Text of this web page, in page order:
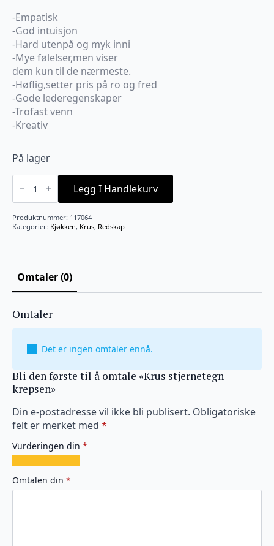
-Empatisk
-God intuisjon
-Hard utenpå og myk inni
-Mye følelser,men viser
dem kun til de nærmeste.
-Høflig,setter pris på ro og fred
-Gode lederegenskaper
-Trofast venn
-Kreativ
På lager
Krus
stjernetegn
krepsen
antall
Legg I Handlekurv
Produktnummer: 117064
Kategorier: Kjøkken, Krus, Redskap
Omtaler (0)
Omtaler
Det er ingen omtaler ennå.
Bli den første til å omtale «Krus stjernetegn
krepsen»
Din e-postadresse vil ikke bli publisert. Obligatoriske
felt er merket med *
Vurderingen din *
av
5
av
5
av
5
av
5
av
5
Omtalen din *